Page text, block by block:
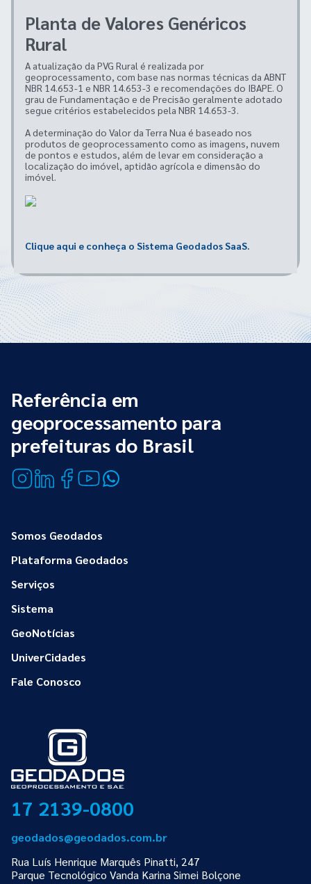
Planta de Valores Genéricos
Rural
A atualização da PVG Rural é realizada por
geoprocessamento, com base nas normas técnicas da ABNT
NBR 14.653-1 e NBR 14.653-3 e recomendações do IBAPE. O
grau de Fundamentação e de Precisão geralmente adotado
segue critérios estabelecidos pela NBR 14.653-3.
A determinação do Valor da Terra Nua é baseado nos
produtos de geoprocessamento como as imagens, nuvem
de pontos e estudos, além de levar em consideração a
localização do imóvel, aptidão agrícola e dimensão do
imóvel.
Clique aqui e conheça o Sistema Geodados SaaS.
Referência em
geoprocessamento para
prefeituras do Brasil
Somos Geodados
Plataforma Geodados
Serviços
Sistema
GeoNotícias
UniverCidades
Fale Conosco
17 2139-0800
geodados@geodados.com.br
Rua Luís Henrique Marquês Pinatti, 247
Parque Tecnológico Vanda Karina Simei Bolçone